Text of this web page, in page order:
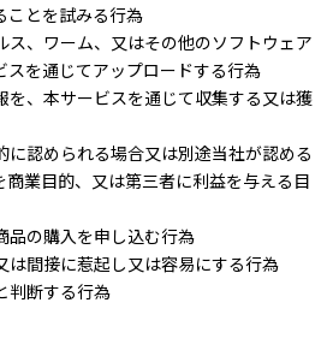
ことを試みる行為
ス、ワーム、又はその他のソフトウェア
スを通じてアップロードする行為
を、本サービスを通じて収集する又は獲
に認められる場合又は別途当社が認める
業目的、又は第三者に利益を与える目
品の購入を申し込む行為
は間接に惹起し又は容易にする行為
判断する行為